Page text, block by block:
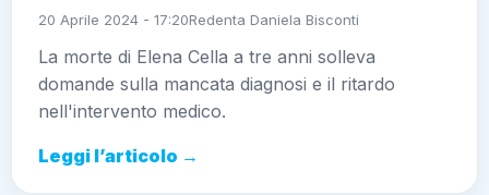
20 Aprile 2024 - 17:20Redenta Daniela Bisconti
La morte di Elena Cella a tre anni solleva
domande sulla mancata diagnosi e il ritardo
nell'intervento medico.
Leggi l’articolo →